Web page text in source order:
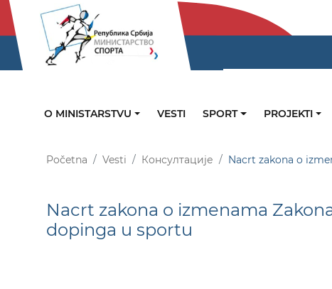
O MINISTARSTVU VESTI SPORT PROJEKTI
Početna Vesti Консултације Nacrt zakona o
Nacrt zakona o izmenama
dopinga u sportu